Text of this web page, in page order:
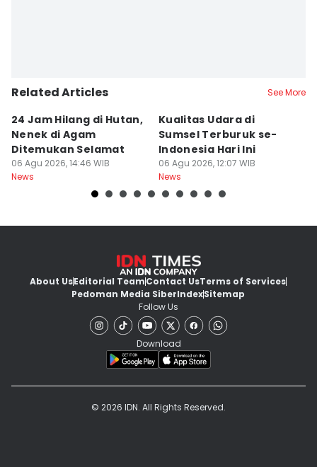
Related Articles See More
24 Jam Hilang di Hutan,
Nenek di Agam
Ditemukan Selamat
06 Agu 2026, 14:46 WIB
News
Kualitas Udara di
Sumsel Terburuk se-
Indonesia Hari Ini
06 Agu 2026, 12:07 WIB
News
About UsEditorial TeamContact UsTerms of Services
Pedoman Media SiberIndexSitemap
Follow Us
Download
© 2026 IDN. All Rights Reserved.